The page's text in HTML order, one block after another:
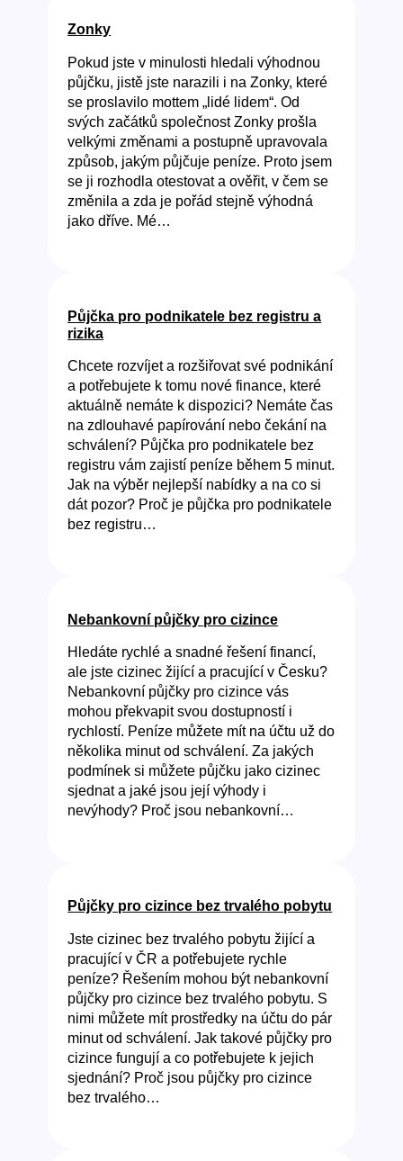
Zonky
Pokud jste v minulosti hledali výhodnou
půjčku, jistě jste narazili i na Zonky, které
se proslavilo mottem „lidé lidem“. Od
svých začátků společnost Zonky prošla
velkými změnami a postupně upravovala
způsob, jakým půjčuje peníze. Proto jsem
se ji rozhodla otestovat a ověřit, v čem se
změnila a zda je pořád stejně výhodná
jako dříve. Mé…
Půjčka pro podnikatele bez registru a
rizika
Chcete rozvíjet a rozšiřovat své podnikání
a potřebujete k tomu nové finance, které
aktuálně nemáte k dispozici? Nemáte čas
na zdlouhavé papírování nebo čekání na
schválení? Půjčka pro podnikatele bez
registru vám zajistí peníze během 5 minut.
Jak na výběr nejlepší nabídky a na co si
dát pozor? Proč je půjčka pro podnikatele
bez registru…
Nebankovní půjčky pro cizince
Hledáte rychlé a snadné řešení financí,
ale jste cizinec žijící a pracující v Česku?
Nebankovní půjčky pro cizince vás
mohou překvapit svou dostupností i
rychlostí. Peníze můžete mít na účtu už do
několika minut od schválení. Za jakých
podmínek si můžete půjčku jako cizinec
sjednat a jaké jsou její výhody i
nevýhody? Proč jsou nebankovní…
Půjčky pro cizince bez trvalého pobytu
Jste cizinec bez trvalého pobytu žijící a
pracující v ČR a potřebujete rychle
peníze? Řešením mohou být nebankovní
půjčky pro cizince bez trvalého pobytu. S
nimi můžete mít prostředky na účtu do pár
minut od schválení. Jak takové půjčky pro
cizince fungují a co potřebujete k jejich
sjednání? Proč jsou půjčky pro cizince
bez trvalého…